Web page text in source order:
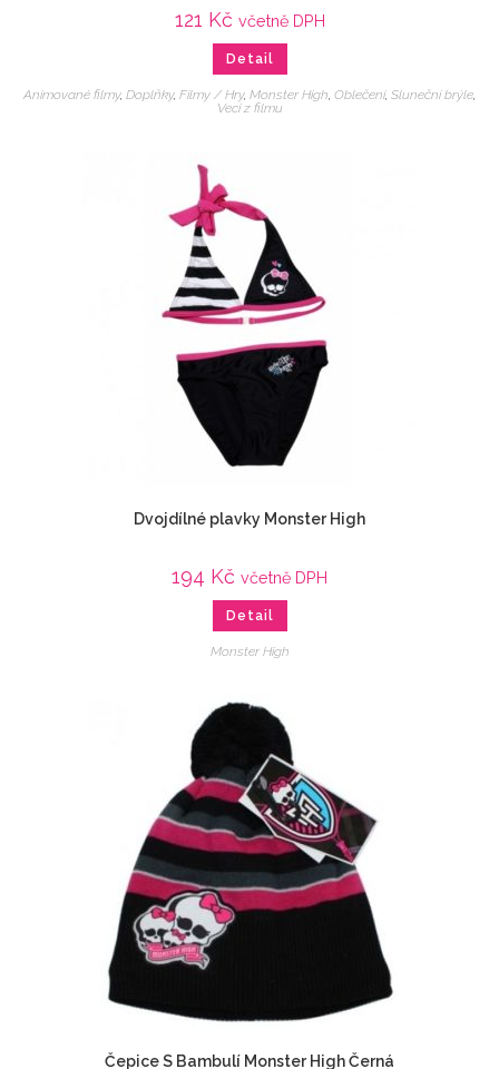
121 Kč včetně DPH
Detail
Animované filmy, Doplňky, Filmy / Hry, Monster High, Oblečení, Sluneční brýle,
Veci z filmu
Dvojdílné plavky Monster High
194 Kč včetně DPH
Detail
Monster High
Čepice S Bambulí Monster High Černá